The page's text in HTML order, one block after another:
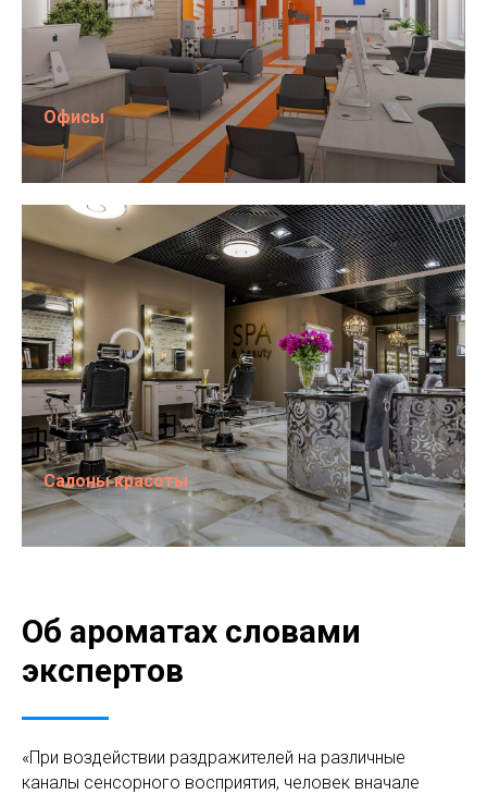
Офисы
Салоны красоты
Об ароматах словами
экспертов
«При воздействии раздражителей на различные
каналы сенсорного восприятия, человек вначале